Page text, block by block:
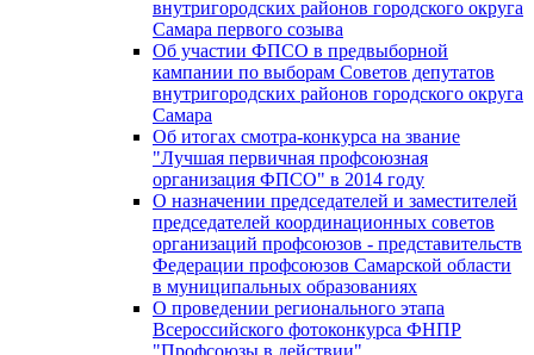
внутригородских районов городского округа
Самара первого созыва
Об участии ФПСО в предвыборной
кампании по выборам Советов депутатов
внутригородских районов городского округа
Самара
Об итогах смотра-конкурса на звание
"Лучшая первичная профсоюзная
организация ФПСО" в 2014 году
О назначении председателей и заместителей
председателей координационных советов
организаций профсоюзов - представительств
Федерации профсоюзов Самарской области
в муниципальных образованиях
О проведении регионального этапа
Всероссийского фотоконкурса ФНПР
"Профсоюзы в действии"